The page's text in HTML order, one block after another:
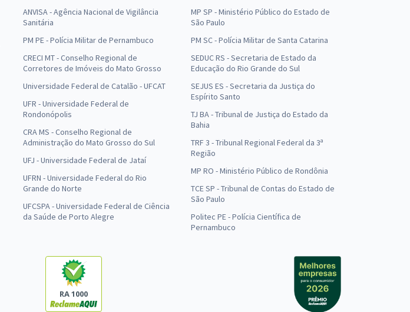
ANVISA - Agência Nacional de Vigilância
Sanitária
PM PE - Polícia Militar de Pernambuco
CRECI MT - Conselho Regional de
Corretores de Imóveis do Mato Grosso
Universidade Federal de Catalão - UFCAT
UFR - Universidade Federal de
Rondonópolis
CRA MS - Conselho Regional de
Administração do Mato Grosso do Sul
UFJ - Universidade Federal de Jataí
UFRN - Universidade Federal do Rio
Grande do Norte
UFCSPA - Universidade Federal de Ciência
da Saúde de Porto Alegre
MP SP - Ministério Público do Estado de
São Paulo
PM SC - Polícia Militar de Santa Catarina
SEDUC RS - Secretaria de Estado da
Educação do Rio Grande do Sul
SEJUS ES - Secretaria da Justiça do
Espírito Santo
TJ BA - Tribunal de Justiça do Estado da
Bahia
TRF 3 - Tribunal Regional Federal da 3ª
Região
MP RO - Ministério Público de Rondônia
TCE SP - Tribunal de Contas do Estado de
São Paulo
Politec PE - Polícia Científica de
Pernambuco
RA 1000